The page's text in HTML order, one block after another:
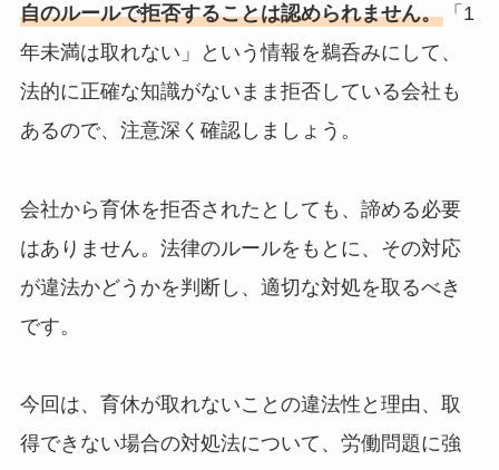
自のルールで拒否することは認められません。「1
年未満は取れない」という情報を鵜呑みにして、
法的に正確な知識がないまま拒否している会社も
あるので、注意深く確認しましょう。
会社から育休を拒否されたとしても、諦める必要
はありません。法律のルールをもとに、その対応
が違法かどうかを判断し、適切な対処を取るべき
です。
今回は、育休が取れないことの違法性と理由、取
得できない場合の対処法について、労働問題に強